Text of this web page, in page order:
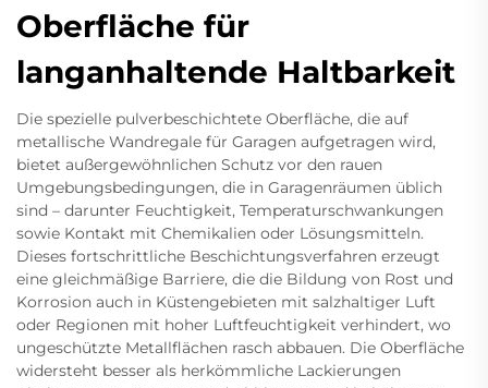
Oberfläche für
langanhaltende Haltbarkeit
Die spezielle pulverbeschichtete Oberfläche, die auf
metallische Wandregale für Garagen aufgetragen wird,
bietet außergewöhnlichen Schutz vor den rauen
Umgebungsbedingungen, die in Garagenräumen üblich
sind – darunter Feuchtigkeit, Temperaturschwankungen
sowie Kontakt mit Chemikalien oder Lösungsmitteln.
Dieses fortschrittliche Beschichtungsverfahren erzeugt
eine gleichmäßige Barriere, die die Bildung von Rost und
Korrosion auch in Küstengebieten mit salzhaltiger Luft
oder Regionen mit hoher Luftfeuchtigkeit verhindert, wo
ungeschützte Metallflächen rasch abbauen. Die Oberfläche
widersteht besser als herkömmliche Lackierungen